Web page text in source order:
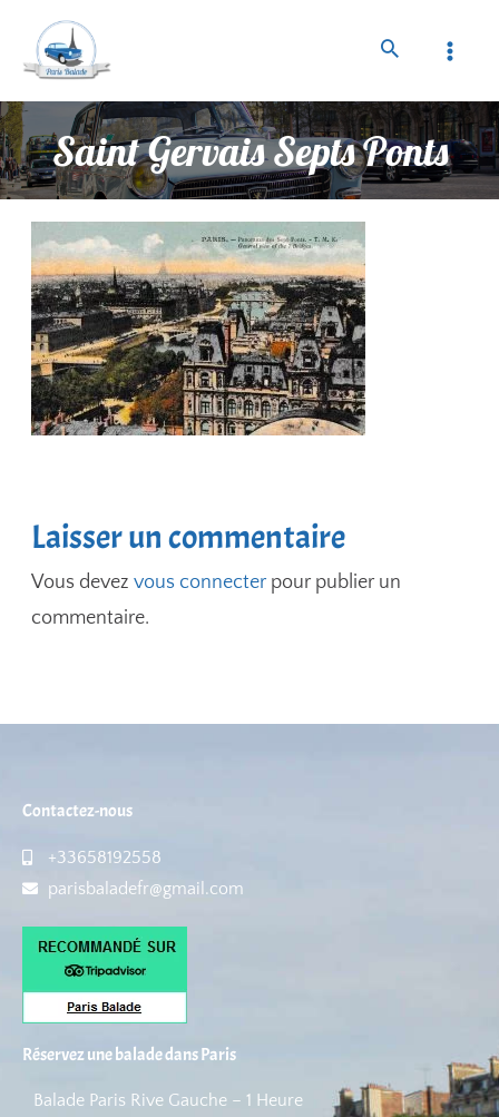
Saint Gervais Septs Ponts
Laisser un commentaire
Vous devezvous connecterpour publier un
commentaire.
Contactez-nous
+33658192558
parisbaladefr@gmail.com
Réservez une balade dans Paris
Balade Paris Rive Gauche – 1 Heure